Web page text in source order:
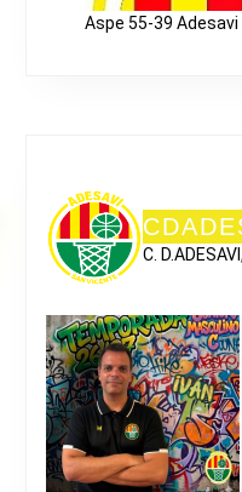
Aspe 55-39 Adesavi
C.